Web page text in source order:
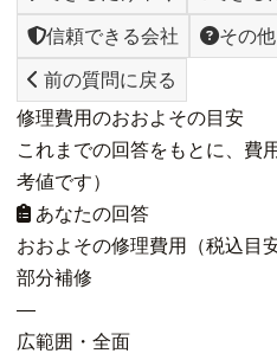
信頼できる会社 その他
前の質問に戻る
修理費用のおおよその目安
これまでの回答をもとに、費
考値です）
あなたの回答
おおよその修理費用（税込目安
部分補修
—
広範囲・全面